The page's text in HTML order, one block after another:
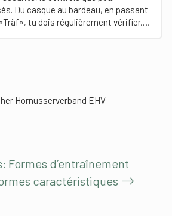
Du casque au bardeau, en passant
tu dois régulièrement vérifier,
Hornusserverband EHV
Formes d’entraînement
caractéristiques